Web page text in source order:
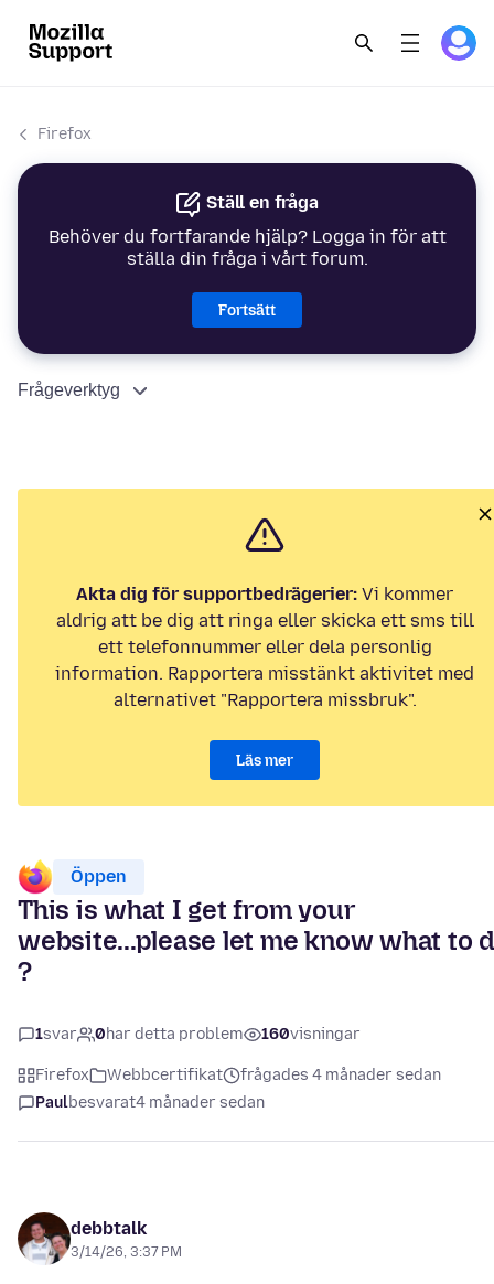
Firefox
Ställ en fråga
Behöver du fortfarande hjälp? Logga in för att
ställa din fråga i vårt forum.
Fortsätt
Frågeverktyg
Akta dig för supportbedrägerier: Vi kommer
aldrig att be dig att ringa eller skicka ett sms till
ett telefonnummer eller dela personlig
information. Rapportera misstänkt aktivitet med
alternativet "Rapportera missbruk".
Läs mer
Öppen
This is what I get from your
website...please let me know what to
?
1svar 0har detta problem 160visningar
Firefox Webbcertifikat
frågades 4 månader sedan
Paulbesvarat4 månader sedan
debbtalk
3/14/26, 3:37 PM